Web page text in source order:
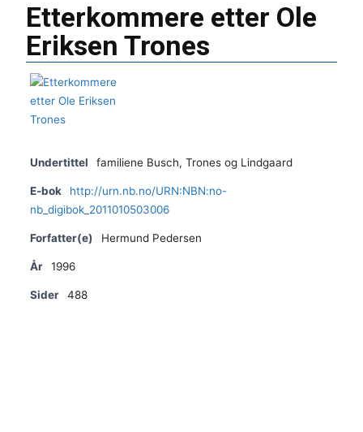
Etterkommere etter Ole
Eriksen Trones
Undertittel familiene Busch, Trones og Lindgaard
E-bok
http://urn.nb.no/URN:NBN:no-
nb_digibok_2011010503006
Forfatter(e) Hermund Pedersen
År 1996
Sider 488